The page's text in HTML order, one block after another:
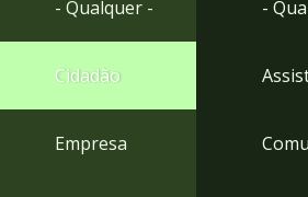
rodapé
- Qualquer -
Cidadão
Empresa
-